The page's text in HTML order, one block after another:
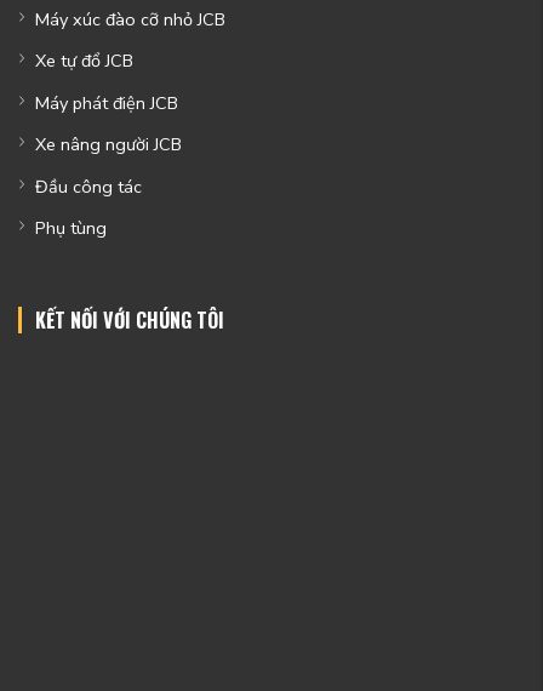
Máy xúc đào cỡ nhỏ JCB
Xe tự đổ JCB
Máy phát điện JCB
Xe nâng người JCB
Đầu công tác
Phụ tùng
KẾT NỐI VỚI CHÚNG TÔI